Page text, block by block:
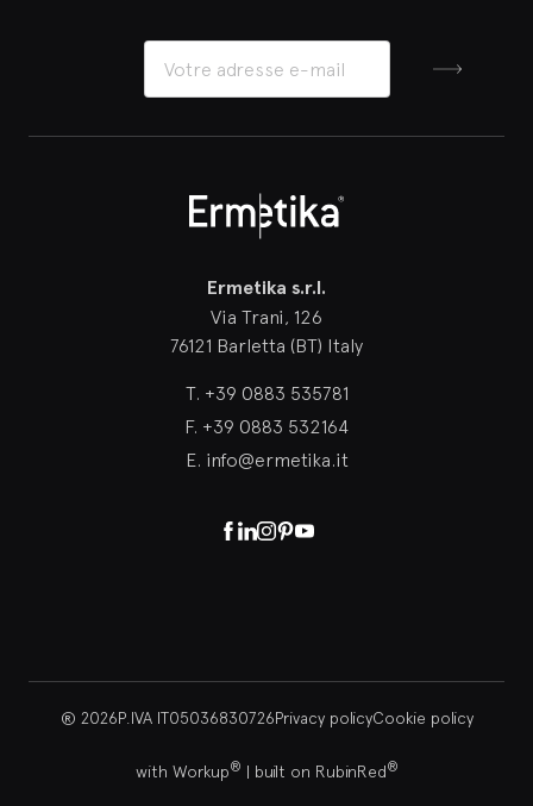
Ermetika s.r.l.
Via Trani, 126
76121 Barletta (BT) Italy
T. +39 0883 535781
F. +39 0883 532164
E. info@ermetika.it
Facebook
Linkedin
Instagram
Pinterest
Youtube
® 2026P.IVA IT05036830726Privacy policyCookie policy
with Workup® | built on RubinRed®